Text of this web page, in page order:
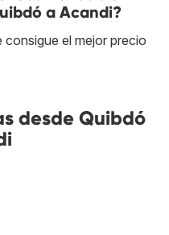
a Acandi?
consigue el mejor precio
desde Quibdó